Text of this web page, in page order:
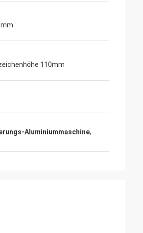
110mm
Aluminiummaschine,